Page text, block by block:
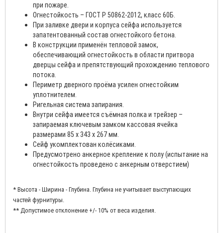
при пожаре.
Огнестойкость – ГОСТ Р 50862-2012, класс 60Б.
При заливке двери и корпуса сейфа используется
запатентованный состав огнестойкого бетона.
В конструкции применён тепловой замок,
обеспечивающий огнестойкость в области притвора
дверцы сейфа и препятствующий прохождению теплового
потока.
Периметр дверного проёма усилен огнестойким
уплотнителем.
Ригельная система запирания.
Внутри сейфа имеется съёмная полка и трейзер –
запираемая ключевым замком кассовая ячейка
размерами 85 х 343 х 267 мм.
Сейф укомплектован колёсиками.
Предусмотрено анкерное крепление к полу (испытание на
огнестойкость проведено с анкерным отверстием)
* Высота - Ширина - Глубина. Глубина не учитывает выступающих
частей фурнитуры.
** Допустимое отклонение +/- 10% от веса изделия.